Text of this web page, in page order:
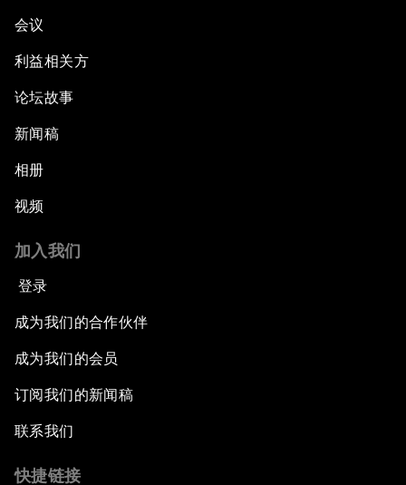
会议
利益相关方
论坛故事
新闻稿
相册
视频
加入我们
登录
成为我们的合作伙伴
成为我们的会员
订阅我们的新闻稿
联系我们
快捷链接